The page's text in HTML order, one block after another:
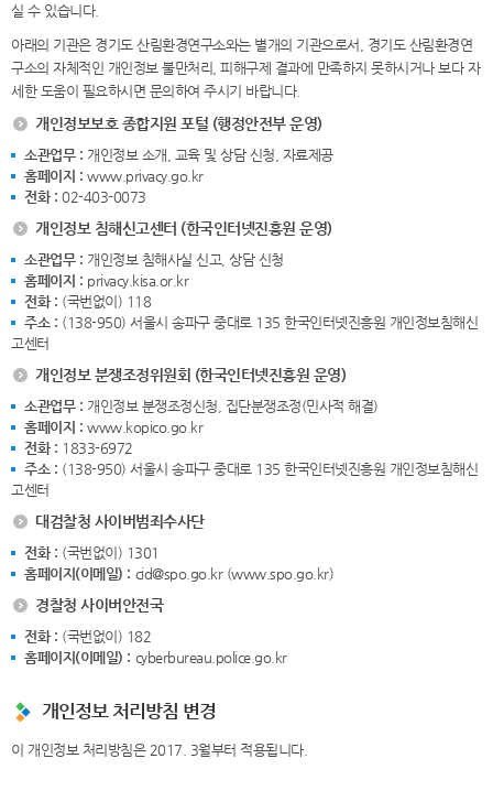
실 수 있습니다.
아래의 기관은 경기도 산림환경연구소와는 별개의 기관으로서, 경기도 산림환경연
구소의 자체적인 개인정보 불만처리, 피해구제 결과에 만족하지 못하시거나 보다 자
세한 도움이 필요하시면 문의하여 주시기 바랍니다.
개인정보보호 종합지원 포털 (행정안전부 운영)
소관업무 : 개인정보 소개, 교육 및 상담 신청, 자료제공
홈페이지 : www.privacy.go.kr
전화 : 02-403-0073
개인정보 침해신고센터 (한국인터넷진흥원 운영)
소관업무 : 개인정보 침해사실 신고, 상담 신청
홈페이지 : privacy.kisa.or.kr
전화 : (국번없이) 118
주소 : (138-950) 서울시 송파구 중대로 135 한국인터넷진흥원 개인정보침해신
고센터
개인정보 분쟁조정위원회 (한국인터넷진흥원 운영)
소관업무 : 개인정보 분쟁조정신청, 집단분쟁조정(민사적 해결)
홈페이지 : www.kopico.go.kr
전화 : 1833-6972
주소 : (138-950) 서울시 송파구 중대로 135 한국인터넷진흥원 개인정보침해신
고센터
대검찰청 사이버범죄수사단
전화 : (국번없이) 1301
홈페이지(이메일) : cid@spo.go.kr (www.spo.go.kr)
경찰청 사이버안전국
전화 : (국번없이) 182
홈페이지(이메일) : cyberbureau.police.go.kr
개인정보 처리방침 변경
이 개인정보 처리방침은 2017. 3월부터 적용됩니다.